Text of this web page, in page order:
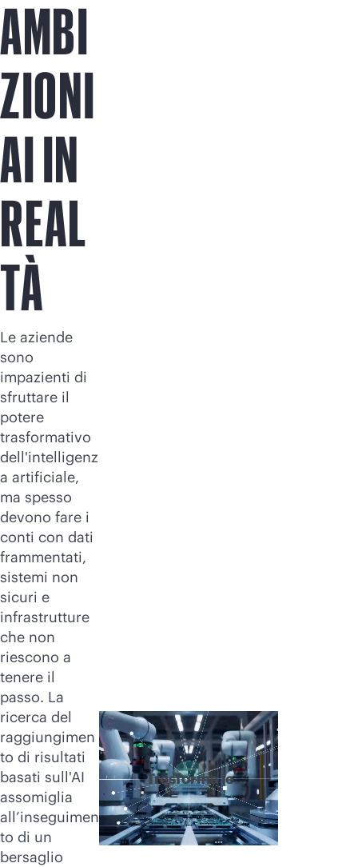
AMBI
ZIONI
AI IN
REAL
TÀ
Le aziende
sono
impazienti di
sfruttare il
potere
trasformativo
dell'intelligenz
a artificiale,
ma spesso
devono fare i
conti con dati
frammentati,
sistemi non
sicuri e
infrastrutture
che non
riescono a
tenere il
passo. La
ricerca del
raggiungimen
to di risultati
basati sull'AI
assomiglia
all’inseguimen
to di un
bersaglio
Trasforma le
ambizioni AI in
realtà